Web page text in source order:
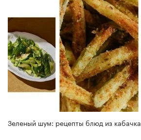
Зеленый шум: рецепты блюд из кабачка